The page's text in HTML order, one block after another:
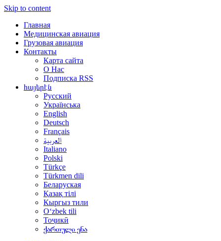
Skip to content
Главная
Медицинская авиация
Грузовая авиация
Контакты
Карта сайта
О Нас
Подписка RSS
հայերէն
Русский
Українська
English
Deutsch
Français
العربية
Italiano
Polski
Türkçe
Türkmen dili
Беларуская
Қазақ тілі
Кыргыз тили
Oʻzbek tili
Тоҷикӣ
ქართული ენა